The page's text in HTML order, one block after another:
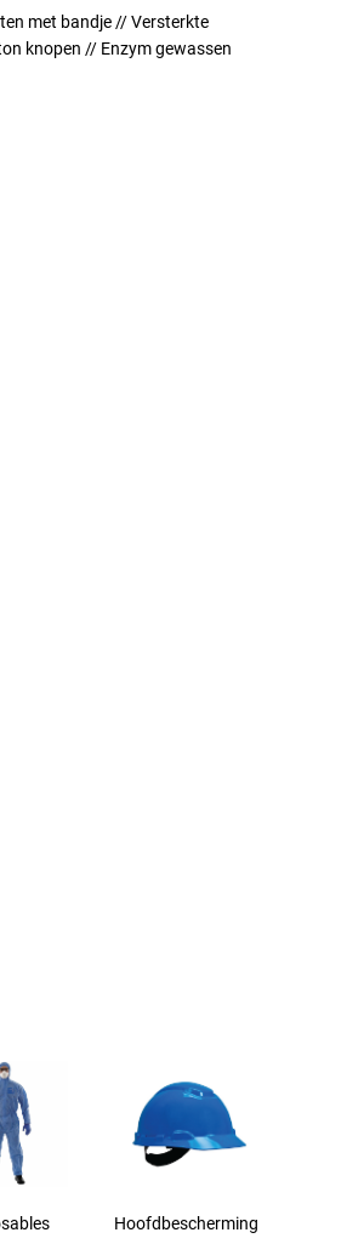
met bandje // Versterkte
knopen // Enzym gewassen
Hoofdbescherming